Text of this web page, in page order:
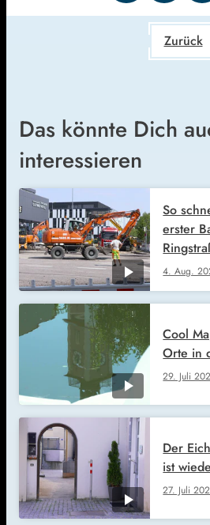
Zurück
Das könnte Dich
interessieren
4. Aug.
So
erster
29. Juli
Cool
Orte in
27. Juli
Der
ist